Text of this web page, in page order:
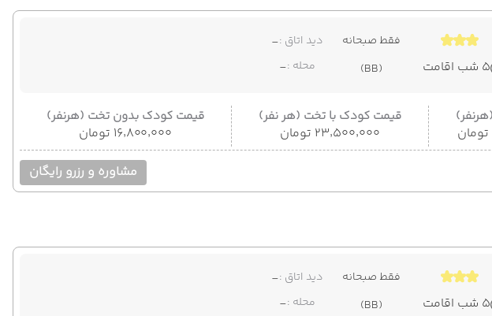
5 شب اقامت
فقط صبحانه
(BB)
دید اتاق :-
محله :-
قیمت کودک با تخت (هر نفر)
۲۳٬۵۰۰٬۰۰۰ تومان
قیمت کودک بدون تخت (هرنفر)
۱۶٬۸۰۰٬۰۰۰ تومان
مشاوره و رزرو رایگان
5 شب اقامت
فقط صبحانه
(BB)
دید اتاق :-
محله :-